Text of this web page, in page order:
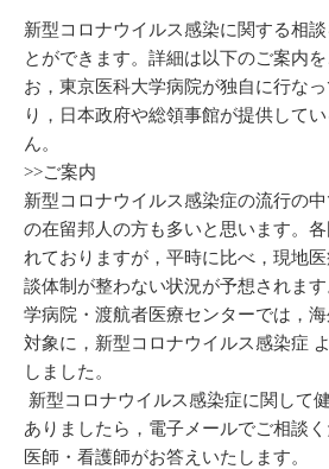
新型コロナウイルス感染に関する相
とができます。詳細は以下のご案内
お，東京医科大学病院が独自に行な
り，日本政府や総領事館が提供して
ん。
>>ご案内
新型コロナウイルス感染症の流行の
の在留邦人の方も多いと思います。
れておりますが，平時に比べ，現地
談体制が整わない状況が予想されま
学病院・渡航者医療センターでは，
対象に，新型コロナウイルス感染症
しました。
新型コロナウイルス感染症に関して
ありましたら，電子メールでご相談
医師・看護師がお答えいたします。